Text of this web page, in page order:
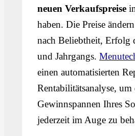
neuen Verkaufspreise
haben. Die Preise
nach Beliebtheit, Erfolg
und Jahrgangs.
einen automatisierten
Rentabilitätsanalyse, um
Gewinnspannen Ihres
jederzeit im Auge zu